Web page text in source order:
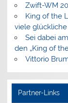
Zwift-WM
King of the
viele
Sei dabei
den „King of
Vittorio
Partner-Links